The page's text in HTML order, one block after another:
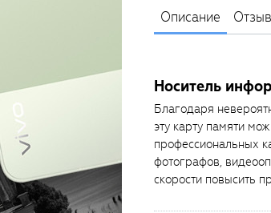
Описание
Носитель
Благодаря
эту карту памяти
профессиональных
фотографов,
скорости повысить